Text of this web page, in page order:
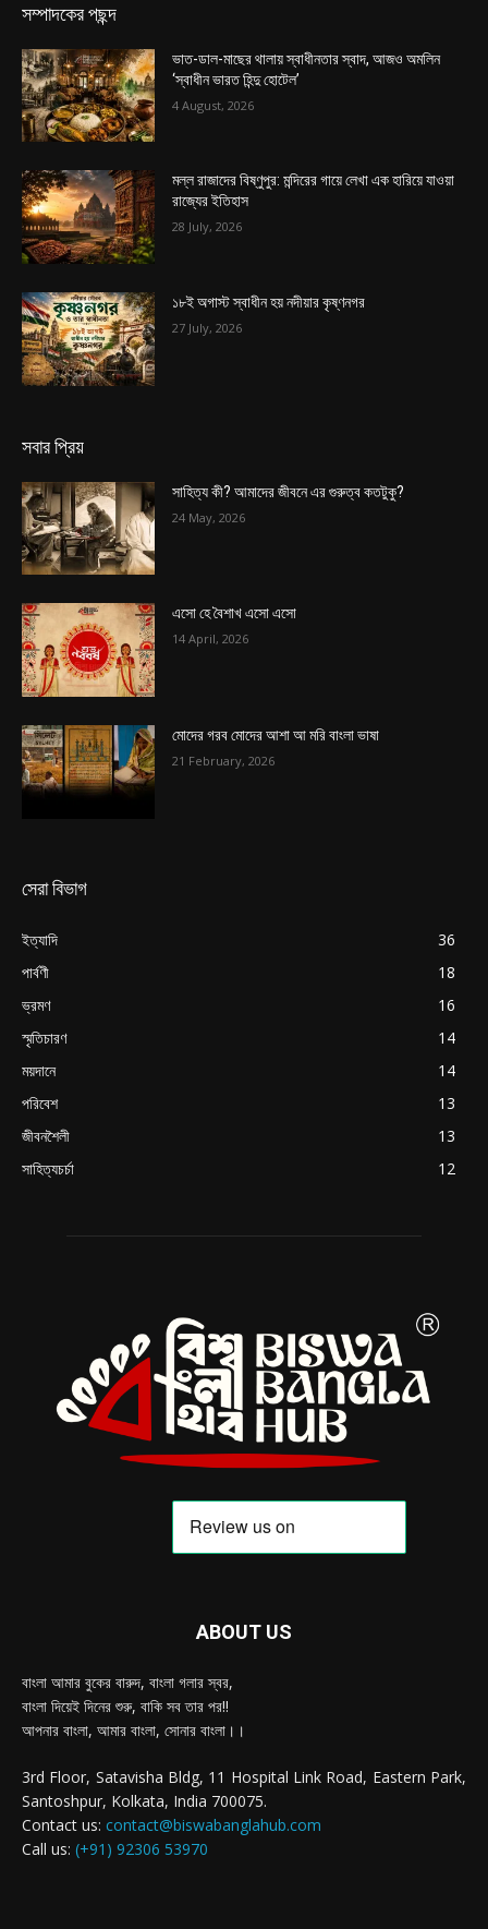
সম্পাদকের পছন্দ
ভাত-ডাল-মাছের থালায় স্বাধীনতার স্বাদ, আজও অমলিন
‘স্বাধীন ভারত হিন্দু হোটেল’
4 August, 2026
মল্ল রাজাদের বিষ্ণুপুর: মন্দিরের গায়ে লেখা এক হারিয়ে যাওয়া
রাজ্যের ইতিহাস
28 July, 2026
১৮ই অগাস্ট স্বাধীন হয় নদীয়ার কৃষ্ণনগর
27 July, 2026
সবার প্রিয়
সাহিত্য কী? আমাদের জীবনে এর গুরুত্ব কতটুকু?
24 May, 2026
এসো হে বৈশাখ এসো এসো
14 April, 2026
মোদের গরব মোদের আশা আ মরি বাংলা ভাষা
21 February, 2026
সেরা বিভাগ
ইত্যাদি
36
পার্বণী
18
ভ্রমণ
16
স্মৃতিচারণ
14
ময়দানে
14
পরিবেশ
13
জীবনশৈলী
13
সাহিত্যচর্চা
12
ABOUT US
বাংলা আমার বুকের বারুদ, বাংলা গলার স্বর,
বাংলা দিয়েই দিনের শুরু, বাকি সব তার পর!!
আপনার বাংলা, আমার বাংলা, সোনার বাংলা।।
3rd Floor, Satavisha Bldg, 11 Hospital Link Road, Eastern Park,
Santoshpur, Kolkata, India 700075.
Contact us: contact@biswabanglahub.com
Call us: (+91) 92306 53970